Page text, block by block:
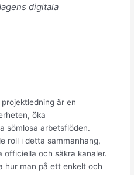
digitala
är en
öka
sömlösa arbetsflöden.
roll i detta sammanhang,
officiella och säkra kanaler.
hur man på ett enkelt och